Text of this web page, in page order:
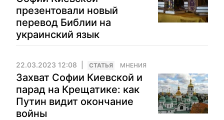
презентовали новый
перевод Библии на
украинский язык
22.03.2023 12:08 CТАТЬЯ МНЕНИЯ
Захват Софии Киевской и
парад на Крещатике: как
Путин видит окончание
войны